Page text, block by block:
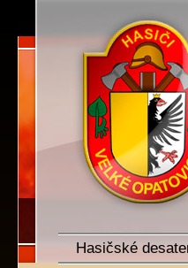
SDH Velké
Hasičské